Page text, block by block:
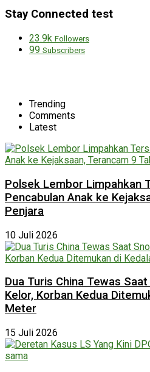
Stay Connected test
23.9k Followers
99 Subscribers
Trending
Comments
Latest
Polsek Lembor Limpahkan
Pencabulan Anak ke
Penjara
10 Juli 2026
Dua Turis China Tewas
Kelor, Korban Kedua
Meter
15 Juli 2026